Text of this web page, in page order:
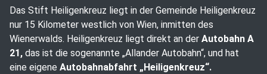
Das Stift Heiligenkreuz liegt in der Gemeinde Heiligenkreuz
nur 15 Kilometer westlich von Wien, inmitten des
Wienerwalds. Heiligenkreuz liegt direkt an der Autobahn A
21, das ist die sogenannte „Allander Autobahn“, und hat
eine eigene Autobahnabfahrt „Heiligenkreuz“.